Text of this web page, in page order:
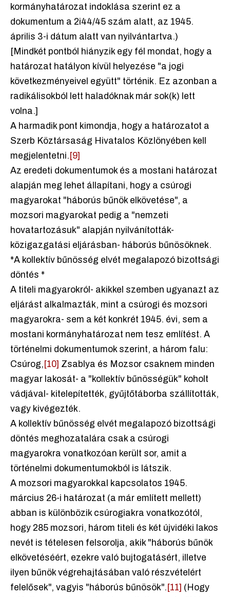
kormányhatározat indoklása szerint ez a
dokumentum a 2i44/45 szám alatt, az 1945.
április 3-i dátum alatt van nyilvántartva.)
[Mindkét pontból hiányzik egy fél mondat, hogy a
határozat hatályon kívül helyezése "a jogi
következményeivel együtt" történik. Ez azonban a
radikálisokból lett haladóknak már sok(k) lett
volna.]
A harmadik pont kimondja, hogy a határozatot a
Szerb Köztársaság Hivatalos Közlönyében kell
megjelentetni. [9]
Az eredeti dokumentumok és a mostani határozat
alapján meg lehet állapítani, hogy a csúrogi
magyarokat "háborús bűnök elkövetése", a
mozsori magyarokat pedig a "nemzeti
hovatartozásuk" alapján nyilvánították-
közigazgatási eljárásban- háborús bűnösöknek.
*A kollektív bűnösség elvét megalapozó bizottsági
döntés *
A titeli magyarokról- akikkel szemben ugyanazt az
eljárást alkalmazták, mint a csúrogi és mozsori
magyarokra- sem a két konkrét 1945. évi, sem a
mostani kormányhatározat nem tesz említést. A
történelmi dokumentumok szerint, a három falu:
Csúrog, [10] Zsablya és Mozsor csaknem minden
magyar lakosát- a "kollektív bűnösségük" koholt
vádjával- kitelepítették, gyűjtőtáborba szállították,
vagy kivégezték.
A kollektív bűnösség elvét megalapozó bizottsági
döntés meghozatalára csak a csúrogi
magyarokra vonatkozóan került sor, amit a
történelmi dokumentumokból is látszik.
A mozsori magyarokkal kapcsolatos 1945.
március 26-i határozat (a már említett mellett)
abban is különbözik csúrogiakra vonatkozótól,
hogy 285 mozsori, három titeli és két újvidéki lakos
nevét is tételesen felsorolja, akik "háborús bűnök
elkövetéséért, ezekre való bujtogatásért, illetve
ilyen bűnök végrehajtásában való részvételért
felelősek", vagyis "háborús bűnösök". [11] (Hogy